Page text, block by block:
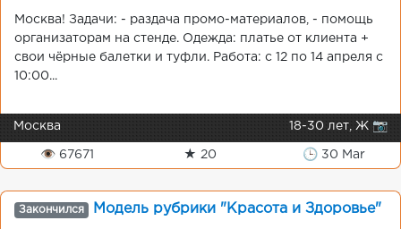
Москва! Задачи: - раздача промо-материалов, - помощь
организаторам на стенде. Одежда: платье от клиента +
свои чёрные балетки и туфли. Работа: с 12 по 14 апреля с
10:00...
Москва 18-30 лет, Ж 📷
👁 67671 ★ 20 🕒 30 Mar
Закончился Модель рубрики "Красота и Здоровье"